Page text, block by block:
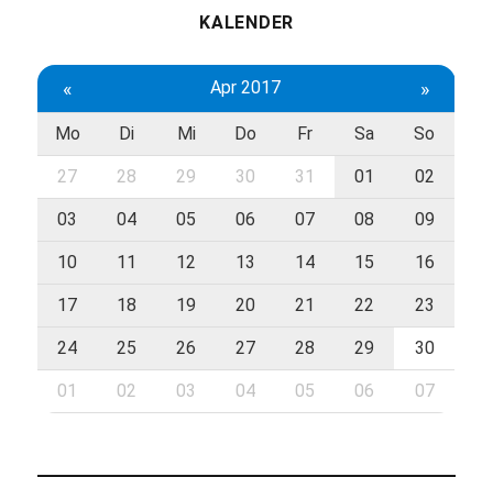
KALENDER
« Apr 2017 »
Mo Di Mi Do Fr Sa So
27 28 29 30 31 01 02
03 04 05 06 07 08 09
10 11 12 13 14 15 16
17 18 19 20 21 22 23
24 25 26 27 28 29 30
01 02 03 04 05 06 07